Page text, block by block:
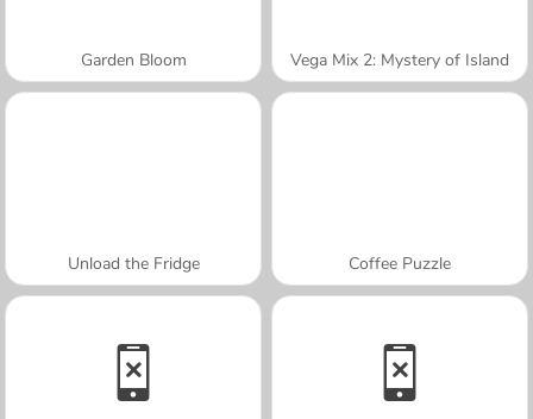
Garden Bloom Vega Mix 2: Mystery of Island
Unload the Fridge Coffee Puzzle